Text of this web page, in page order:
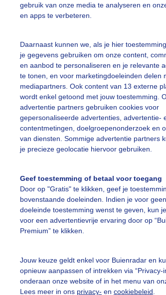
gebruik van onze media te analyseren en
en apps te verbeteren.
Daarnaast kunnen we, als je hier
je gegevens gebruiken om onze content,
en aanbod te personaliseren en je relevante
te tonen, en voor marketingdoeleinden delen
mediapartners. Ook content van 13 externe
wordt enkel getoond met jouw toestemming.
advertentie partners gebruiken cookies voor
gepersonaliseerde advertenties, advertentie-
contentmetingen, doelgroepenonderzoek en
van diensten. Sommige advertentie partners
je precieze geolocatie hiervoor gebruiken.
Geef toestemming of betaal voor toegang
Door op "Gratis" te klikken, geef je
bovenstaande doeleinden. Indien je voor
doeleinde toestemming wenst te geven, kun
voor een advertentievrije ervaring door op
Premium” te klikken.
Jouw keuze geldt enkel voor Buienradar en
opnieuw aanpassen of intrekken via “Privacy-
onderaan onze website of in het menu van
Lees meer in ons privacy- en cookiebeleid
eerder dicht vanmiddag
Albert Thibaudier Gemaakt: 13-08-2022, 286x
Hitteplan Zomer
slideshow
vragen
De Bilt